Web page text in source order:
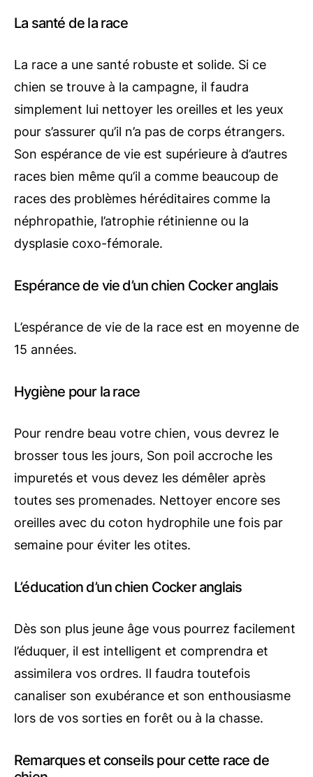
La santé de la race
La race a une santé robuste et solide. Si ce
chien se trouve à la campagne, il faudra
simplement lui nettoyer les oreilles et les yeux
pour s’assurer qu’il n’a pas de corps étrangers.
Son espérance de vie est supérieure à d’autres
races bien même qu’il a comme beaucoup de
races des problèmes héréditaires comme la
néphropathie, l’atrophie rétinienne ou la
dysplasie coxo-fémorale.
Espérance de vie d’un chien Cocker anglais
L’espérance de vie de la race est en moyenne de
15 années.
Hygiène pour la race
Pour rendre beau votre chien, vous devrez le
brosser tous les jours, Son poil accroche les
impuretés et vous devez les démêler après
toutes ses promenades. Nettoyer encore ses
oreilles avec du coton hydrophile une fois par
semaine pour éviter les otites.
L’éducation d’un chien Cocker anglais
Dès son plus jeune âge vous pourrez facilement
l’éduquer, il est intelligent et comprendra et
assimilera vos ordres. Il faudra toutefois
canaliser son exubérance et son enthousiasme
lors de vos sorties en forêt ou à la chasse.
Remarques et conseils pour cette race de